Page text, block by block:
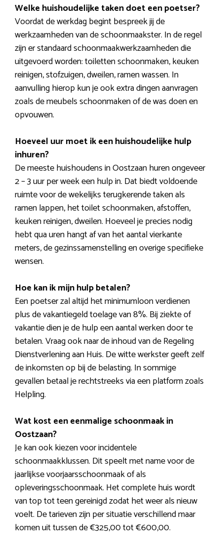
Welke huishoudelijke taken doet een poetser?
Voordat de werkdag begint bespreek jij de
werkzaamheden van de schoonmaakster. In de regel
zijn er standaard schoonmaakwerkzaamheden die
uitgevoerd worden: toiletten schoonmaken, keuken
reinigen, stofzuigen, dweilen, ramen wassen. In
aanvulling hierop kun je ook extra dingen aanvragen
zoals de meubels schoonmaken of de was doen en
opvouwen.
Hoeveel uur moet ik een huishoudelijke hulp
inhuren?
De meeste huishoudens in Oostzaan huren ongeveer
2 – 3 uur per week een hulp in. Dat biedt voldoende
ruimte voor de wekelijks terugkerende taken als
ramen lappen, het toilet schoonmaken, afstoffen,
keuken reinigen, dweilen. Hoeveel je precies nodig
hebt qua uren hangt af van het aantal vierkante
meters, de gezinssamenstelling en overige specifieke
wensen.
Hoe kan ik mijn hulp betalen?
Een poetser zal altijd het minimumloon verdienen
plus de vakantiegeld toelage van 8%. Bij ziekte of
vakantie dien je de hulp een aantal werken door te
betalen. Vraag ook naar de inhoud van de Regeling
Dienstverlening aan Huis. De witte werkster geeft zelf
de inkomsten op bij de belasting. In sommige
gevallen betaal je rechtstreeks via een platform zoals
Helpling.
Wat kost een eenmalige schoonmaak in
Oostzaan?
Je kan ook kiezen voor incidentele
schoonmaakklussen. Dit speelt met name voor de
jaarlijkse voorjaarsschoonmaak of als
opleveringsschoonmaak. Het complete huis wordt
van top tot teen gereinigd zodat het weer als nieuw
voelt. De tarieven zijn per situatie verschillend maar
komen uit tussen de €325,00 tot €600,00.